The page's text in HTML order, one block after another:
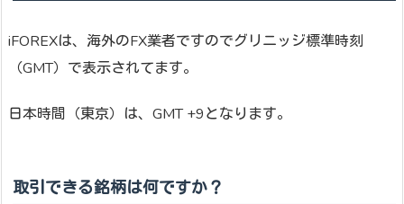
iFOREXは、海外のFX業者ですのでグリニッジ標準時刻
（GMT）で表示されてます。
日本時間（東京）は、GMT +9となります。
取引できる銘柄は何ですか？